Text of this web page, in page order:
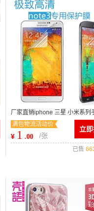
厂家直销iphone 三星 小米系列
膜 手机贴膜 屏幕保护膜
满包物流活动价
¥ 1 .00 /张
立
已售